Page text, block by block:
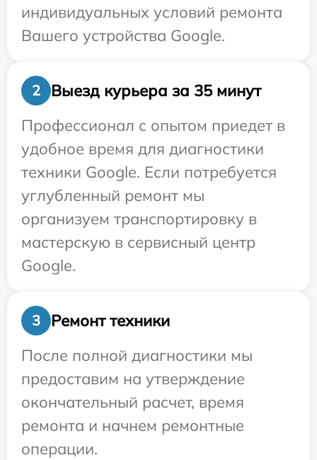
индивидуальных условий ремонта
Вашего устройства Google.
2
Выезд курьера за 35 минут
Профессионал с опытом приедет в
удобное время для диагностики
техники Google. Если потребуется
углубленный ремонт мы
организуем транспортировку в
мастерскую в сервисный центр
Google.
3
Ремонт техники
После полной диагностики мы
предоставим на утверждение
окончательный расчет, время
ремонта и начнем ремонтные
операции.